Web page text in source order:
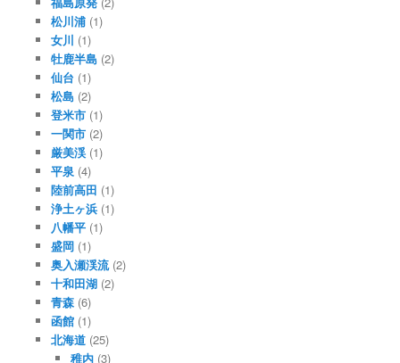
松川浦(1)
女川 (1)
牡鹿半島(2)
仙台 (1)
松島(2)
登米市(1)
一関市(2)
厳美渓(1)
平泉(4)
陸前高田 (1)
浄土ヶ浜(1)
八幡平(1)
盛岡(1)
奥入瀬渓流(2)
十和田湖(2)
青森(6)
函館(1)
北海道(25)
稚内 (3)